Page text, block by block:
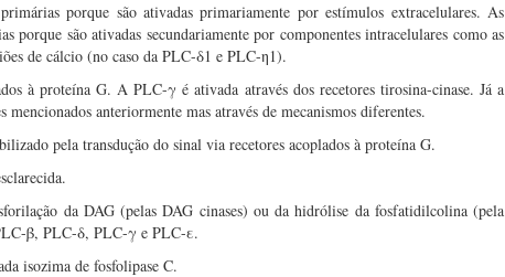
porque são ativadas primariamente por estímulos extracelulares. As
porque são ativadas secundariamente por componentes intracelulares como as
de cálcio (no caso da PLC-δ1 e PLC-η1).
à proteína G. A PLC-γ é ativada através dos recetores tirosina-cinase. Já a
anteriormente mas através de mecanismos diferentes.
pela transdução do sinal via recetores acoplados à proteína G.
da DAG (pelas DAG cinases) ou da hidrólise da fosfatidilcolina (pela
β, PLC-δ, PLC-γ e PLC-ε.
isozima de fosfolipase C.